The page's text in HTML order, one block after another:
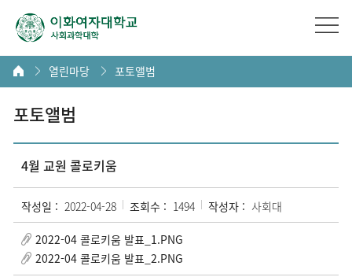
열린마당 포토앨범
포토앨범
4월 교원 콜로키움
작성일 : 2022-04-28 조회수 : 1494 작성자 : 사회대
2022-04 콜로키움 발표_1.PNG
2022-04 콜로키움 발표_2.PNG